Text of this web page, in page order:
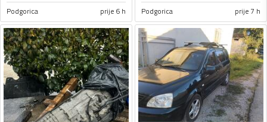
Podgorica prije 6 h Podgorica prije 7 h